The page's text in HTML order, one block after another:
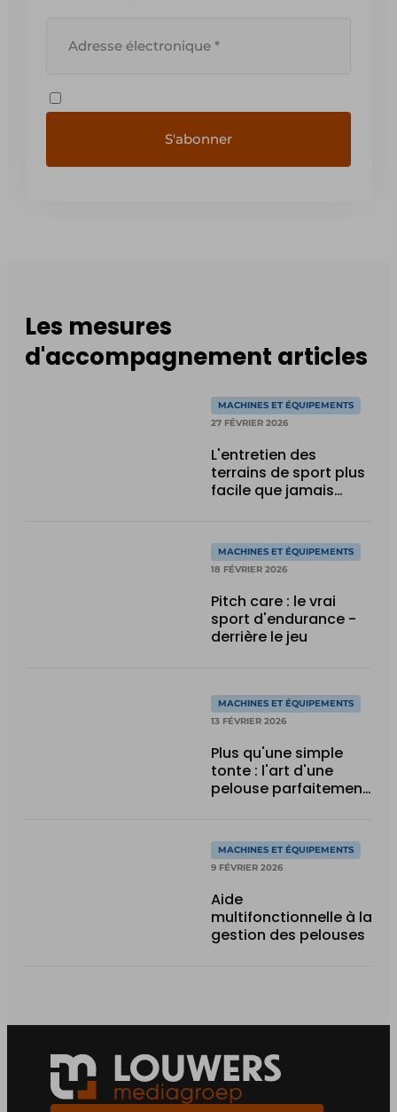
Les mesures
d'accompagnement articles
MACHINES ET ÉQUIPEMENTS
27 FÉVRIER 2026
L'entretien des
terrains de sport plus
facile que jamais
MACHINES ET ÉQUIPEMENTS
18 FÉVRIER 2026
Pitch care : le vrai
sport d'endurance -
derrière le jeu
MACHINES ET ÉQUIPEMENTS
13 FÉVRIER 2026
Plus qu'une simple
tonte : l'art d'une
pelouse parfaitement
MACHINES ET ÉQUIPEMENTS
9 FÉVRIER 2026
Aide
multifonctionnelle à la
gestion des pelouses